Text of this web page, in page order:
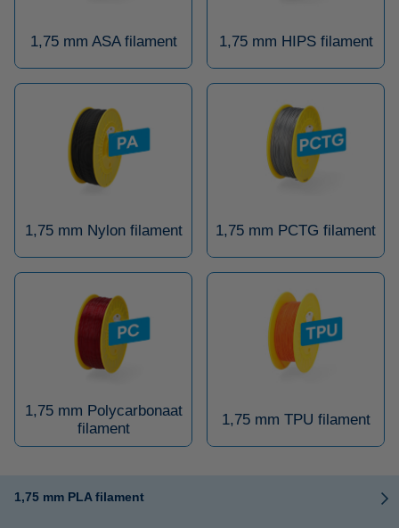
1,75 mm ASA filament 1,75 mm HIPS filament
1,75 mm Nylon filament 1,75 mm PCTG filament
1,75 mm Polycarbonaat
filament
1,75 mm TPU filament
1,75 mm PLA filament